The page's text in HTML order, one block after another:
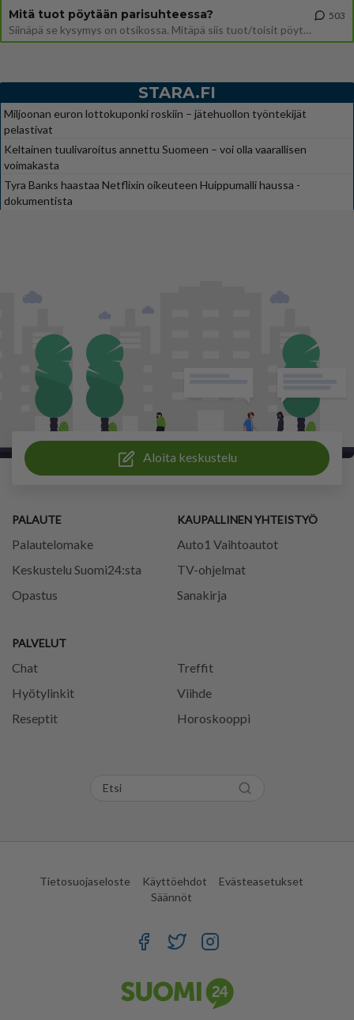
Mitä tuot pöytään parisuhteessa?
Siinäpä se kysymys on otsikossa. Mitäpä siis tuot/toisit pöytään parisuhteessa? Oletko mies vai nainen? Koetko sen mitä
503
STARA.FI
Miljoonan euron lottokuponki roskiin – jätehuollon työntekijät
pelastivat
Keltainen tuulivaroitus annettu Suomeen – voi olla vaarallisen
voimakasta
Tyra Banks haastaa Netflixin oikeuteen Huippumalli haussa -
dokumentista
Aloita keskustelu
PALAUTE
Palautelomake
Keskustelu Suomi24:sta
Opastus
PALVELUT
Chat
Treffit
Hyötylinkit
Viihde
Reseptit
Horoskooppi
KAUPALLINEN YHTEISTYÖ
Auto1 Vaihtoautot
TV-ohjelmat
Sanakirja
Tietosuojaseloste Käyttöehdot
Evästeasetukset
Säännöt